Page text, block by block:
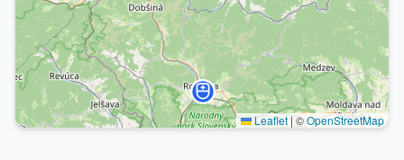
Leaflet|©OpenStreetMap